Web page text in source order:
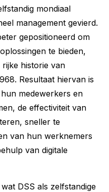
mondiaal
management gevierd.
gepositioneerd om
te bieden,
historie van
Resultaat hiervan is
medewerkers en
de effectiviteit van
sneller te
van hun werknemers
van digitale
DSS als zelfstandige